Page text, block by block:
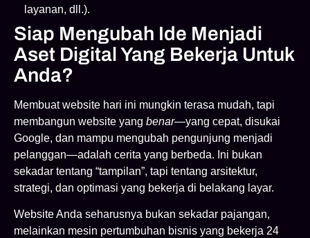
layanan, dll.).
Siap Mengubah Ide Menjadi
Aset Digital Yang Bekerja Untuk
Anda?
Membuat website hari ini mungkin terasa mudah, tapi
membangun website yang benar—yang cepat, disukai
Google, dan mampu mengubah pengunjung menjadi
pelanggan—adalah cerita yang berbeda. Ini bukan
sekadar tentang “tampilan”, tapi tentang arsitektur,
strategi, dan optimasi yang bekerja di belakang layar.
Website Anda seharusnya bukan sekadar pajangan,
melainkan mesin pertumbuhan bisnis yang bekerja 24